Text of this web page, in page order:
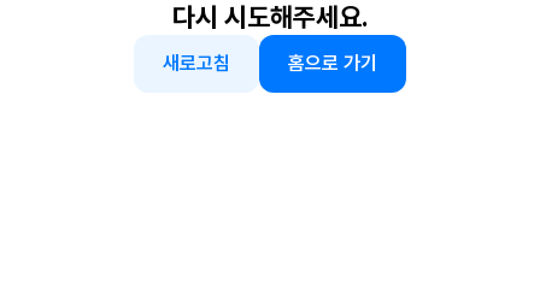
다시 시도해주세요.
새로고침 홈으로 가기